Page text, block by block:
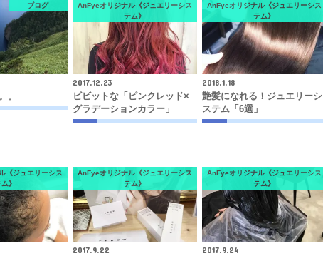
ブログ
。
AnFyeオリジナル《ジュエリーシス
テム》
2017.12.23
ビビットな「ピンクレッド×
グラデーションカラー」
AnFyeオリジナル《ジュエリーシス
テム》
2018.1.18
艶髪になれる！ジュエリーシ
ステム「6選」
《ジュエリーシス
》
AnFyeオリジナル《ジュエリーシス
テム》
2017.9.22
AnFyeオリジナル《ジュエリーシス
テム》
2017.9.24